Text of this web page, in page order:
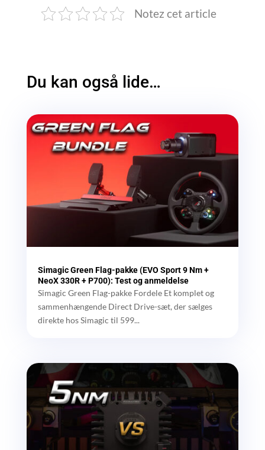
Notez cet article
Du kan også lide…
Simagic Green Flag-pakke (EVO Sport 9 Nm +
NeoX 330R + P700): Test og anmeldelse
Simagic Green Flag-pakke Fordele Et komplet og
sammenhængende Direct Drive-sæt, der sælges
direkte hos Simagic til 599...